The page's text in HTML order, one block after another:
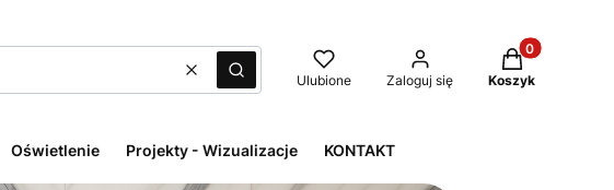
WyczyśćSzukaj Ulubione Zaloguj się
Produkty w
Koszyk
Oświetlenie Projekty - Wizualizacje KONTAKT